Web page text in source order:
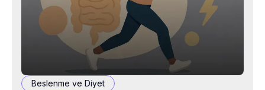
Beslenme ve Diyet